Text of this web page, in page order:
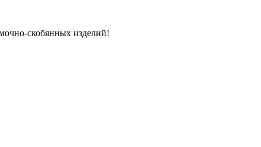
скобянных изделий!